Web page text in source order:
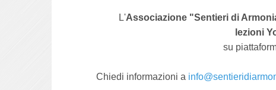
L'Associazione "Sentieri di
lezioni
su
Chiedi informazioni a